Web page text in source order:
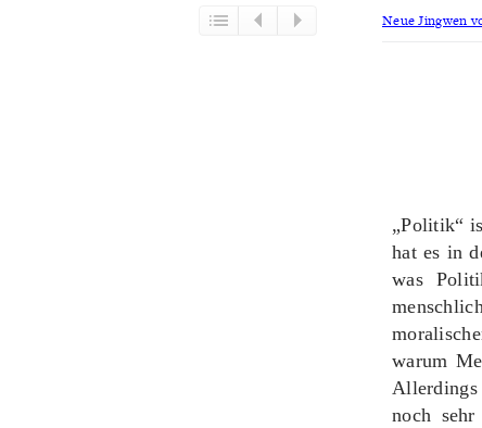
Neue Jingwen
„Politik“
hat es in
was
warum
Allerdings
noch